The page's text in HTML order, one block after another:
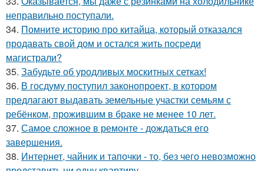
неправильно поступали.
34. Помните историю про китайца, который отказался
продавать свой дом и остался жить посреди
магистрали?
35. Забудьте об уродливых москитных сетках!
36. В госдуму поступил законопроект, в котором
предлагают выдавать земельные участки семьям с
ребёнком, прожившим в браке не менее 10 лет.
37. Самое сложное в ремонте - дождаться его
завершения.
38. Интернет, чайник и тапочки - то, без чего невозможно